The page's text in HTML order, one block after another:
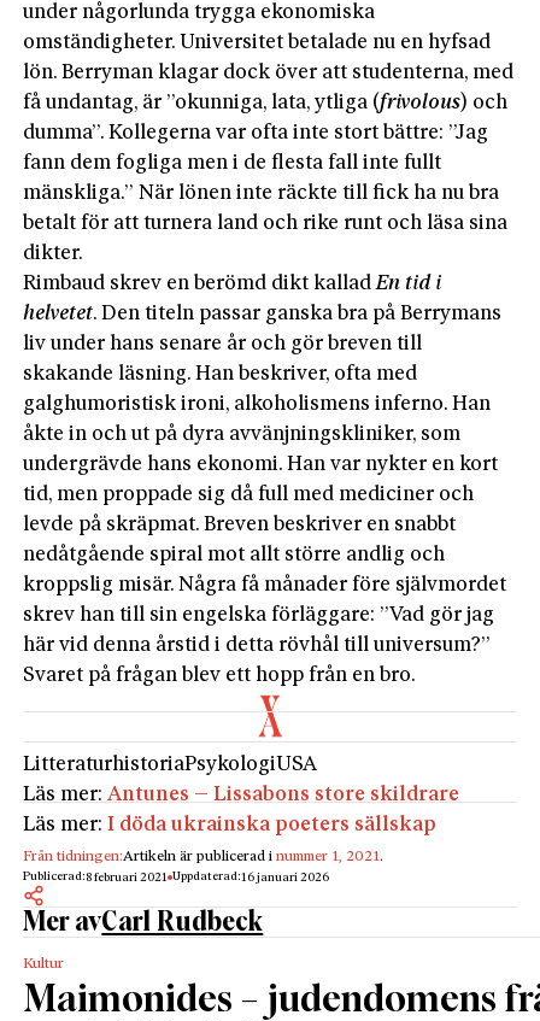
under någorlunda trygga ekonomiska
omständigheter. Universitet betalade nu en hyfsad
lön. Berryman klagar dock över att studenterna, med
få undantag, är ”okunniga, lata, ytliga (frivolous) och
dumma”. Kollegerna var ofta inte stort bättre: ”Jag
fann dem fogliga men i de flesta fall inte fullt
mänskliga.” När lönen inte räckte till fick ha nu bra
betalt för att turnera land och rike runt och läsa sina
dikter.
Rimbaud skrev en berömd dikt kalladEn tid i
helvetet. Den titeln passar ganska bra på Berrymans
liv under hans senare år och gör breven till
skakande läsning. Han beskriver, ofta med
galghumoristisk ironi, alkoholismens inferno. Han
åkte in och ut på dyra avvänjningskliniker, som
undergrävde hans ekonomi. Han var nykter en kort
tid, men proppade sig då full med mediciner och
levde på skräpmat. Breven beskriver en snabbt
nedåtgående spiral mot allt större andlig och
kroppslig misär. Några få månader före självmordet
skrev han till sin engelska förläggare: ”Vad gör jag
här vid denna årstid i detta rövhål till universum?”
Svaret på frågan blev ett hopp från en bro.
LitteraturhistoriaPsykologiUSA
Läs mer:Antunes – Lissabons store skildrare
Läs mer:I döda ukrainska poeters sällskap
Från tidningen:Artikeln är publicerad inummer 1, 2021.
Publicerad:8 februari 2021 Uppdaterad:16 januari 2026
Mer avCarl Rudbeck
Kultur
Maimonides – judendomens